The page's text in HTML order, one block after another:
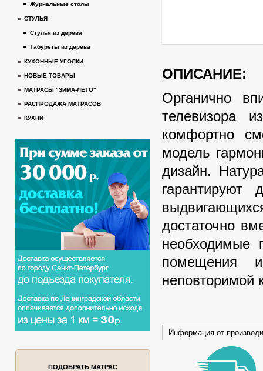
ОПИСАНИЕ:
Органично
телевизора
комфортно
модель
дизайн.
гарантируют
достаточно
необходимые
помещения
неповторимой
Информация от
Журнальные столы
СТУЛЬЯ
Стулья из дерева
Табуреты из дерева
КУХОННЫЕ УГОЛКИ
НОВЫЕ ТОВАРЫ
МАТРАСЫ "ЗИМА-ЛЕТО"
РАСПРОДАЖА МАТРАСОВ
КУХНИ
ПОДОБРАТЬ МАТРАС